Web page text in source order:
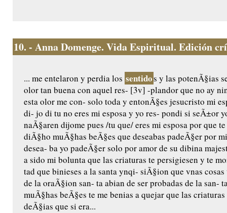
10. - Anna Domenge. Vida Espiritual. Edición
... me entelaron y perdia los sentidos y las potenÃ§ias
olor tan buena con aquel res- [3v] -plandor que no ay
esta olor me con- solo toda y entonÃ§es jesucristo mi
di- jo di tu no eres mi esposa y yo res- pondi si seÃ±or
naÃ§aren dijome pues /tu que/ eres mi esposa por que
diÃ§ho muÃ§has beÃ§es que deseabas padeÃ§er por
desea- ba yo padeÃ§er solo por amor de su dibina
a sido mi bolunta que las criaturas te persigiesen y te
tad que binieses a la santa ynqi- siÃ§ion que vnas
de la oraÃ§ion san- ta abian de ser probadas de la san-
muÃ§has beÃ§es te me benias a quejar que las
deÃ§ias que si era...